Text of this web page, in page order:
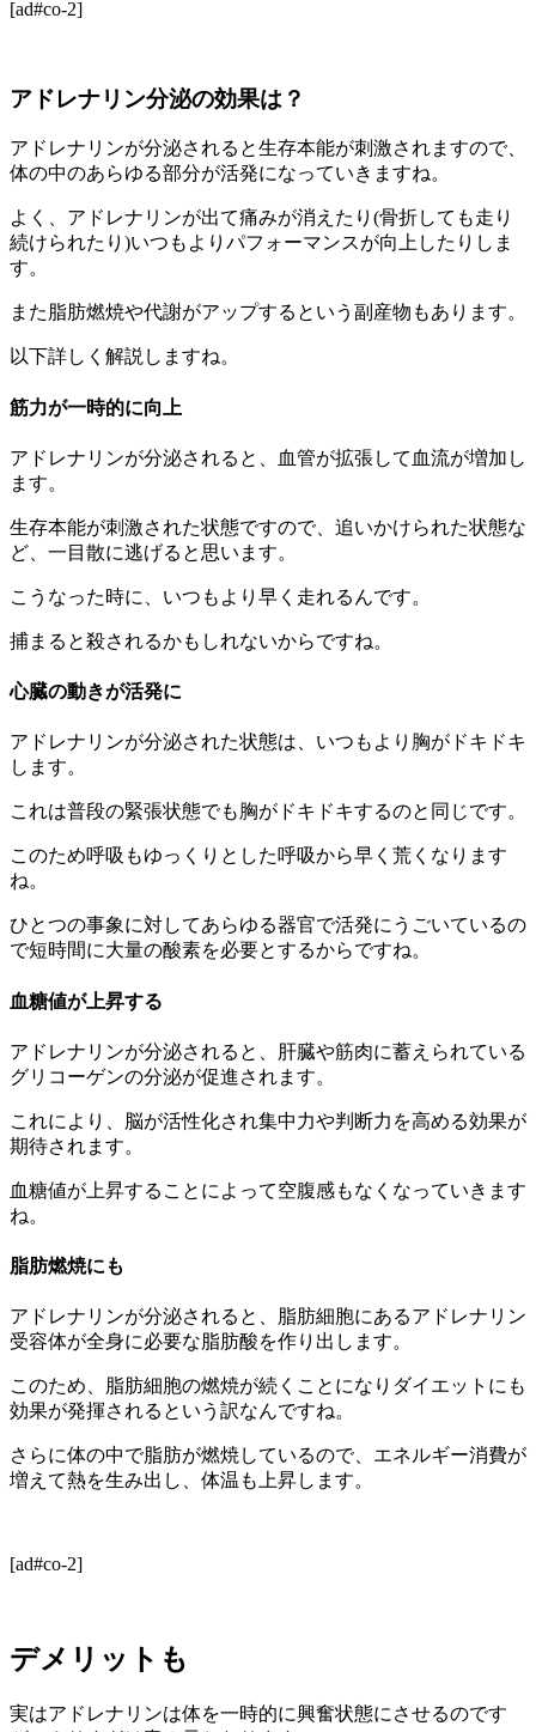
[ad#co-2]
アドレナリン分泌の効果は？
アドレナリンが分泌されると生存本能が刺激されますので、
体の中のあらゆる部分が活発になっていきますね。
よく、アドレナリンが出て痛みが消えたり(骨折しても走り
続けられたり)いつもよりパフォーマンスが向上したりしま
す。
また脂肪燃焼や代謝がアップするという副産物もあります。
以下詳しく解説しますね。
筋力が一時的に向上
アドレナリンが分泌されると、血管が拡張して血流が増加し
ます。
生存本能が刺激された状態ですので、追いかけられた状態な
ど、一目散に逃げると思います。
こうなった時に、いつもより早く走れるんです。
捕まると殺されるかもしれないからですね。
心臓の動きが活発に
アドレナリンが分泌された状態は、いつもより胸がドキドキ
します。
これは普段の緊張状態でも胸がドキドキするのと同じです。
このため呼吸もゆっくりとした呼吸から早く荒くなります
ね。
ひとつの事象に対してあらゆる器官で活発にうごいているの
で短時間に大量の酸素を必要とするからですね。
血糖値が上昇する
アドレナリンが分泌されると、肝臓や筋肉に蓄えられている
グリコーゲンの分泌が促進されます。
これにより、脳が活性化され集中力や判断力を高める効果が
期待されます。
血糖値が上昇することによって空腹感もなくなっていきます
ね。
脂肪燃焼にも
アドレナリンが分泌されると、脂肪細胞にあるアドレナリン
受容体が全身に必要な脂肪酸を作り出します。
このため、脂肪細胞の燃焼が続くことになりダイエットにも
効果が発揮されるという訳なんですね。
さらに体の中で脂肪が燃焼しているので、エネルギー消費が
増えて熱を生み出し、体温も上昇します。
[ad#co-2]
デメリットも
実はアドレナリンは体を一時的に興奮状態にさせるのです